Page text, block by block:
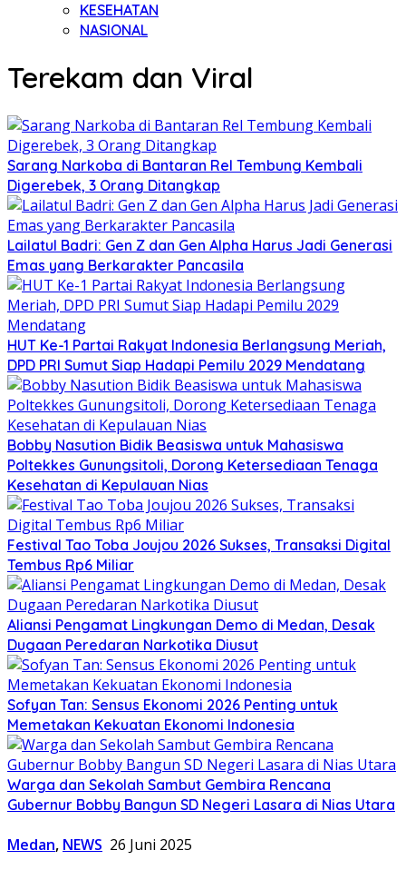
KESEHATAN
NASIONAL
Terekam dan Viral
Sarang Narkoba di Bantaran Rel Tembung Kembali
Digerebek, 3 Orang Ditangkap
Lailatul Badri: Gen Z dan Gen Alpha Harus Jadi Generasi
Emas yang Berkarakter Pancasila
HUT Ke-1 Partai Rakyat Indonesia Berlangsung Meriah,
DPD PRI Sumut Siap Hadapi Pemilu 2029 Mendatang
Bobby Nasution Bidik Beasiswa untuk Mahasiswa
Poltekkes Gunungsitoli, Dorong Ketersediaan Tenaga
Kesehatan di Kepulauan Nias
Festival Tao Toba Joujou 2026 Sukses, Transaksi Digital
Tembus Rp6 Miliar
Aliansi Pengamat Lingkungan Demo di Medan, Desak
Dugaan Peredaran Narkotika Diusut
Sofyan Tan: Sensus Ekonomi 2026 Penting untuk
Memetakan Kekuatan Ekonomi Indonesia
Warga dan Sekolah Sambut Gembira Rencana
Gubernur Bobby Bangun SD Negeri Lasara di Nias Utara
Medan, NEWS 26 Juni 2025